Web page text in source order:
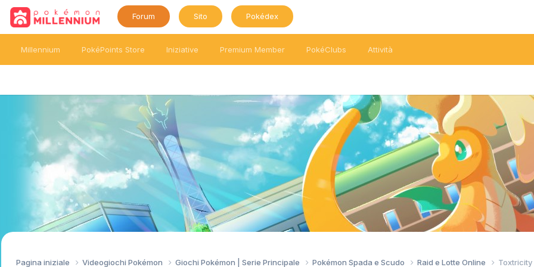
Forum Sito Pokédex
Millennium PokéPoints Store Iniziative Premium Member PokéClubs Attività
Pagina iniziale Videogiochi Pokémon Giochi Pokémon | Serie Principale Pokémon Spada e Scudo Raid e Lotte Online